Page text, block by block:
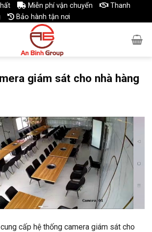
Miễn phí vận chuyển
Thanh
Bảo hành tận nơi
giám sát cho nhà hàng
cấp hệ thống camera giám sát cho